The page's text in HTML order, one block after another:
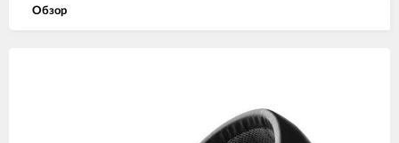
Обзор